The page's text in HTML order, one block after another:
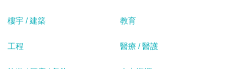
樓宇 / 建築 教育
工程 醫療 / 醫護